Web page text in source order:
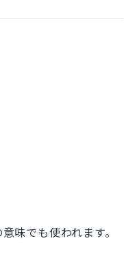
味でも使われます。